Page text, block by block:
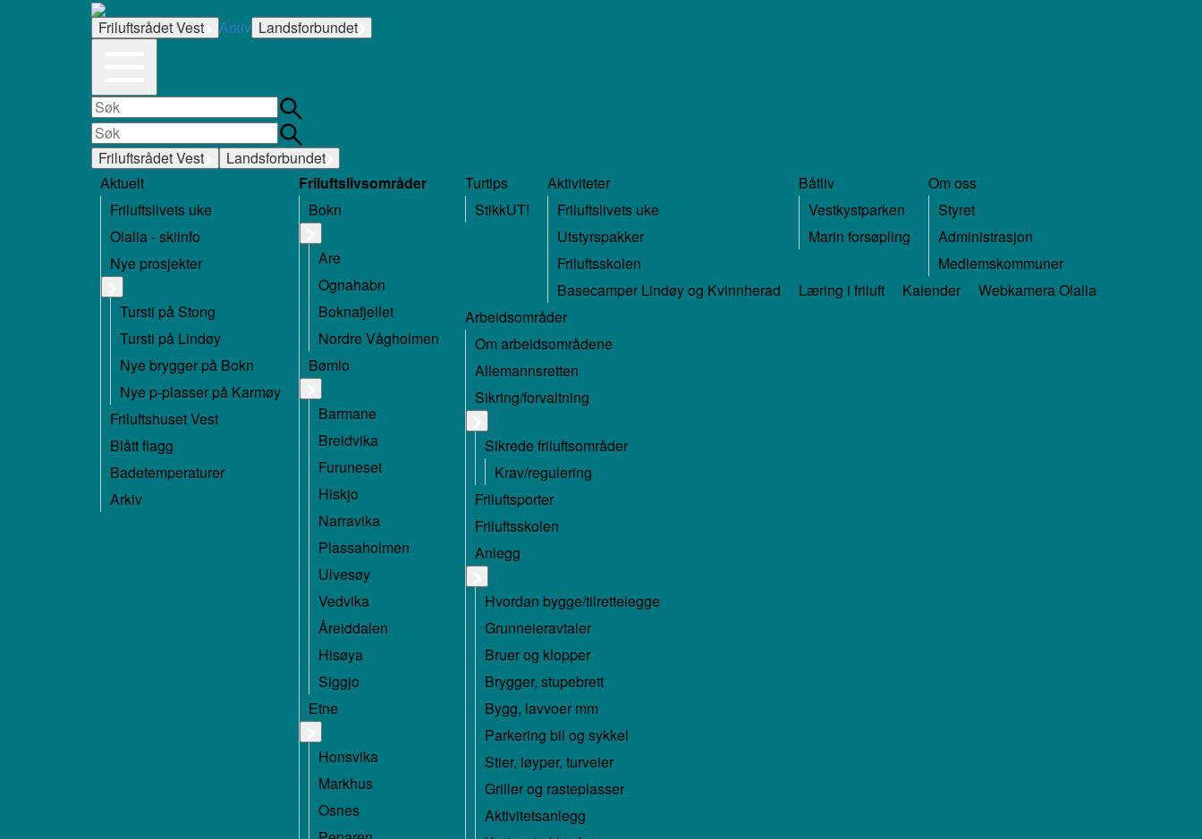
Friluftsrådet Vest Arkiv Landsforbundet
Friluftsrådet Vest
Landsforbundet
Aktuelt
Friluftslivets uke
Olalia - skiinfo
Nye prosjekter
Tursti på Stong
Tursti på Lindøy
Nye brygger på Bokn
Nye p-plasser på Karmøy
Friluftshuset Vest
Blått flagg
Badetemperaturer
Arkiv
Friluftslivsområder
Bokn
Are
Ognahabn
Boknafjellet
Nordre Vågholmen
Bømlo
Barmane
Breidvika
Furuneset
Hiskjo
Narravika
Plassaholmen
Ulvesøy
Vedvika
Åreiddalen
Hisøya
Siggjo
Etne
Honsvika
Markhus
Osnes
Turtips
StikkUT!
Aktiviteter
Friluftslivets uke
Utstyrspakker
Friluftsskolen
Basecamper Lindøy og Kvinnherad
Båtliv
Vestkystparken
Marin forsøpling
Om oss
Styret
Administrasjon
Medlemskommuner
Læring i friluft
Kalender
Webkamera Olalia
Arbeidsområder
Om arbeidsområdene
Allemannsretten
Sikring/forvaltning
Sikrede friluftsområder
Krav/regulering
Friluftsporter
Friluftsskolen
Anlegg
Hvordan bygge/tilrettelegge
Grunneieravtaler
Bruer og klopper
Brygger, stupebrett
Bygg, lavvoer mm
Parkering bil og sykkel
Stier, løyper, turveier
Griller og rasteplasser
Aktivitetsanlegg